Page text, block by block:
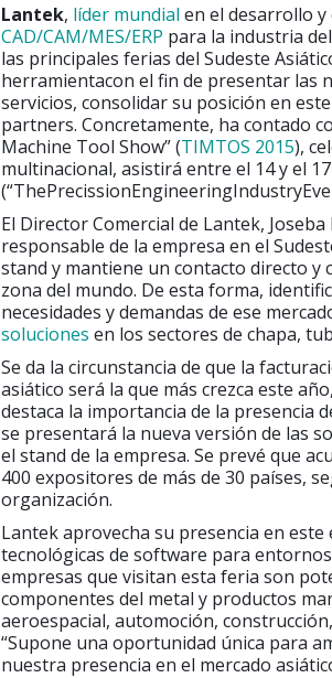
Lantek, líder mundial en el desarrollo
CAD/CAM/MES/ERP para la industria
las principales ferias del Sudeste
herramientacon el fin de presentar las
servicios, consolidar su posición en
partners. Concretamente, ha contado
Machine Tool Show” (TIMTOS 2015),
multinacional, asistirá entre el 14 y el
El Director Comercial de Lantek,
responsable de la empresa en el
stand y mantiene un contacto directo y
zona del mundo. De esta forma,
necesidades y demandas de ese
soluciones en los sectores de chapa,
Se da la circunstancia de que la
asiático será la que más crezca este
destaca la importancia de la presencia
se presentará la nueva versión de las
el stand de la empresa. Se prevé que
400 expositores de más de 30 países,
organización.
Lantek aprovecha su presencia en
tecnológicas de software para
empresas que visitan esta feria son
componentes del metal y productos
aeroespacial, automoción,
“Supone una oportunidad única para
nuestra presencia en el mercado